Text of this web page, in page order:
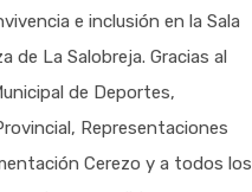
e inclusión en la Sala
de La Salobreja. Gracias al
de Deportes,
Representaciones
Cerezo y a todos los